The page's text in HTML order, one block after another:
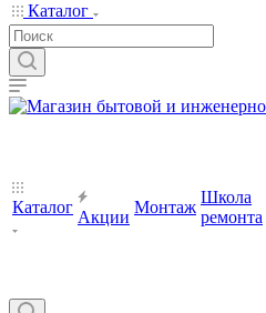
Каталог
Каталог
Акции
Монтаж
Школа
ремонта